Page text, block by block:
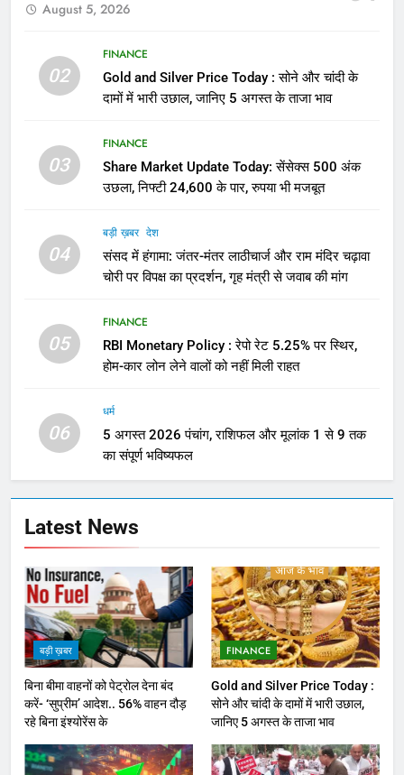
August 5, 2026
02
FINANCE
Gold and Silver Price Today : सोने और चांदी के
दामों में भारी उछाल, जानिए 5 अगस्त के ताजा भाव
03
FINANCE
Share Market Update Today: सेंसेक्स 500 अंक
उछला, निफ्टी 24,600 के पार, रुपया भी मजबूत
04
बड़ी ख़बर देश
संसद में हंगामा: जंतर-मंतर लाठीचार्ज और राम मंदिर चढ़ावा
चोरी पर विपक्ष का प्रदर्शन, गृह मंत्री से जवाब की मांग
05
FINANCE
RBI Monetary Policy : रेपो रेट 5.25% पर स्थिर,
होम-कार लोन लेने वालों को नहीं मिली राहत
06
धर्म
5 अगस्त 2026 पंचांग, राशिफल और मूलांक 1 से 9 तक
का संपूर्ण भविष्यफल
Latest News
बड़ी ख़बर
बिना बीमा वाहनों को पेट्राेल देना बंद
करें- ‘सुप्रीम’ आदेश.. 56% वाहन दौड़
रहे बिना इंश्योरेंस के
FINANCE
Gold and Silver Price Today :
सोने और चांदी के दामों में भारी उछाल,
जानिए 5 अगस्त के ताजा भाव